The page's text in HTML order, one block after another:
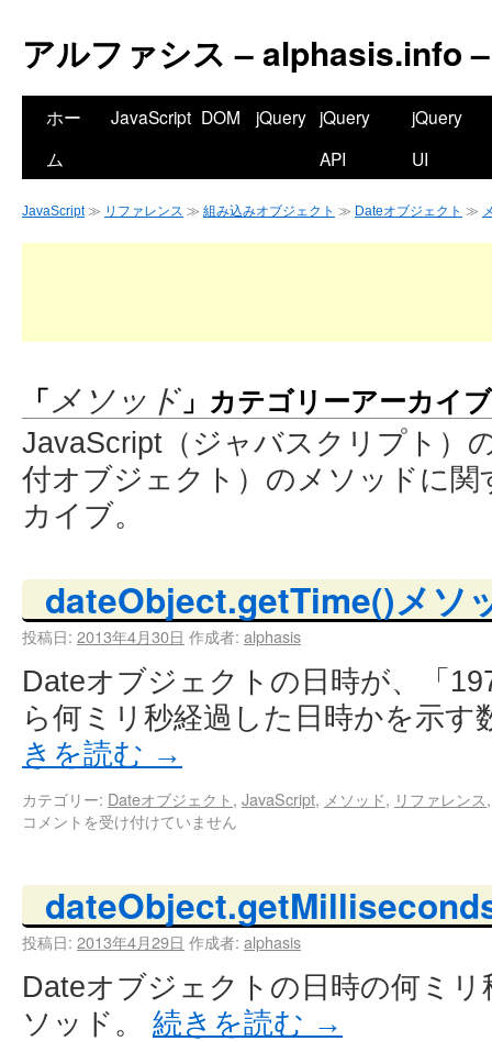
アルファシス – alphasis.info –
ホー
ム
JavaScript DOM jQuery jQuery
API
jQuery
UI
JavaScript≫ リファレンス ≫ 組み込みオブジェクト ≫ Dateオブジェクト ≫
「 メソッド 」カテゴリーアーカイブ
JavaScript（ジャバスクリプト）
付オブジェクト）のメソッドに
カイブ。
dateObject.getTime()メソ
投稿日: 2013年4月30日 作成者: alphasis
Dateオブジェクトの日時が、「
ら何ミリ秒経過した日時かを示
きを読む →
カテゴリー: Dateオブジェクト, JavaScript, メソッド, リファレンス
コメントを受け付けていません
投稿日: 2013年4月29日 作成者: alphasis
Dateオブジェクトの日時の何ミ
ソッド。 続きを読む →